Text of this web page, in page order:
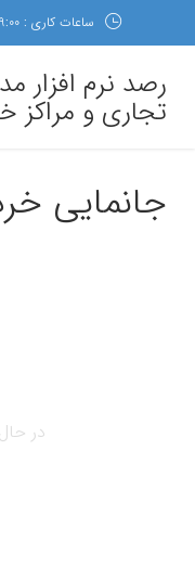
ساعات کاری : 09:00 تا 16:00 عصر
رصد نرم افزار
تجاری و مراکز
جانمایی
در